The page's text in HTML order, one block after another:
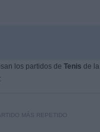
los partidos de Tenis de la
MÁS REPETIDO